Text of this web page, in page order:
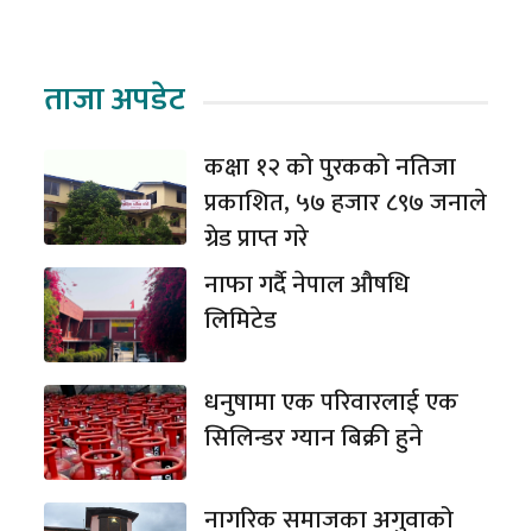
ताजा अपडेट
कक्षा १२ को पुरकको नतिजा
प्रकाशित, ५७ हजार ८९७ जनाले
ग्रेड प्राप्त गरे
नाफा गर्दै नेपाल औषधि
लिमिटेड
धनुषामा एक परिवारलाई एक
सिलिन्डर ग्यान बिक्री हुने
नागरिक समाजका अगुवाको